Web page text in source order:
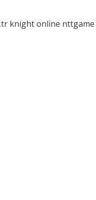
knight online nttgame